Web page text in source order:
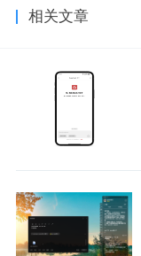
相关文章